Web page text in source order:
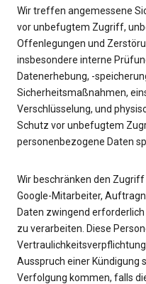
Wir treffen angemessene
vor unbefugtem Zugriff,
Offenlegungen und
insbesondere interne
Datenerhebung, -
Sicherheitsmaßnahmen,
Verschlüsselung, und
Schutz vor unbefugtem
personenbezogene Daten
Wir beschränken den
Google-Mitarbeiter,
Daten zwingend
zu verarbeiten. Diese
Ausspruch einer Kündigung
Verfolgung kommen, falls